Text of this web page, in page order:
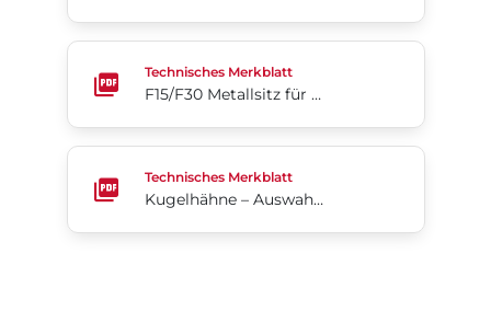
F15/F30 Metallsitz für Kugelhähne
Technisches Merkblatt
F15/F30 Metallsitz für Kugelhähne
Kugelhähne – Auswahlleitfaden für Antriebe
Technisches Merkblatt
Kugelhähne – Auswahlleitfaden für Antriebe (Englisch)